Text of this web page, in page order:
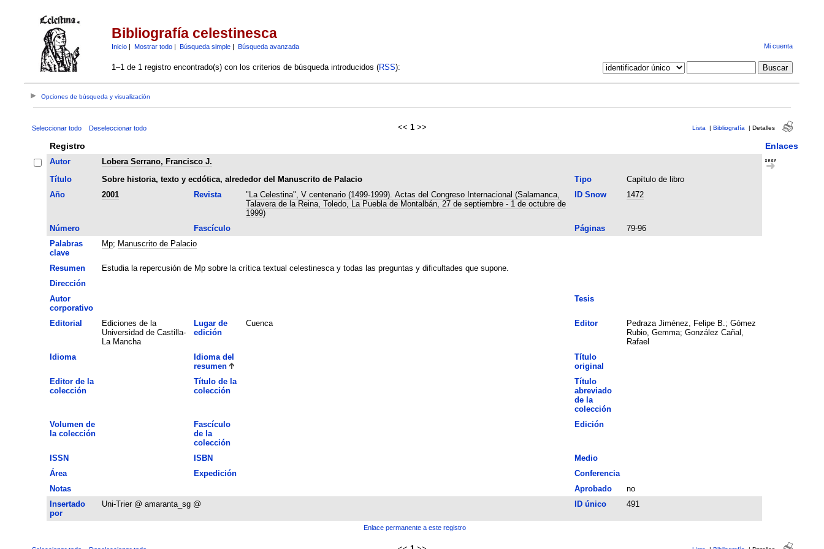
Bibliografía celestinesca
Inicio| Mostrar todo| Búsqueda simple| Búsqueda avanzada Mi cuenta
1–1 de 1 registro encontrado(s) con los criterios de búsqueda introducidos (RSS):
Opciones de búsqueda y visualización
Seleccionar todo Deseleccionar todo << 1 >> Lista | Bibliografía | Detalles
Registro Enlaces
Autor
Lobera Serrano, Francisco J.
Título
Sobre historia, texto y ecdótica, alrededor del Manuscrito de Palacio Tipo
Capítulo de libro
Año
2001 Revista
"La Celestina", V centenario (1499-1999). Actas del Congreso Internacional (Salamanca,
Talavera de la Reina, Toledo, La Puebla de Montalbán, 27 de septiembre - 1 de octubre de
1999)
ID Snow 1472
Número Fascículo Páginas
79-96
Palabras
clave
Mp; Manuscrito de Palacio
Resumen
Estudia la repercusión de Mp sobre la crítica textual celestinesca y todas las preguntas y dificultades que supone.
Dirección
Autor
corporativo
Tesis
Editorial
Ediciones de la
Universidad de Castilla-
La Mancha
Lugar de
edición
Cuenca Editor
Pedraza Jiménez, Felipe B.; Gómez
Rubio, Gemma; González Cañal,
Rafael
Idioma
Idioma del
resumen
Título
original
Editor de la
colección
Título de la
colección
Título
abreviado
de la
colección
Volumen de
la colección
Fascículo
de la
colección
Edición
ISSN ISBN
Medio
Área
Expedición
Conferencia
Notas
Aprobado
no
Insertado
por
Uni-Trier @ amaranta_sg @ ID único 491
Enlace permanente a este registro